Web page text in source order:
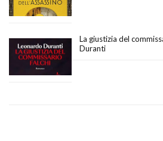
La giustizia del
Duranti